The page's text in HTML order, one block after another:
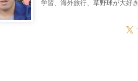
学習、海外旅行、草野球が大好